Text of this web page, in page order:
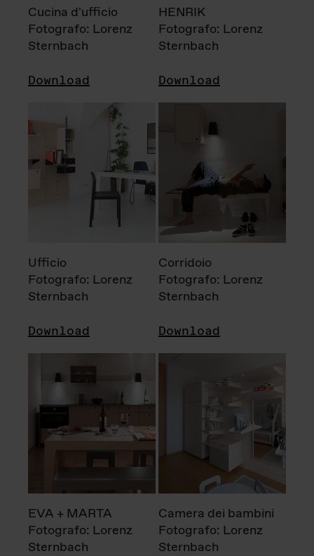
Cucina d'ufficio
Fotografo: Lorenz
Sternbach
Download
HENRIK
Fotografo: Lorenz
Sternbach
Download
Ufficio
Fotografo: Lorenz
Sternbach
Download
Corridoio
Fotografo: Lorenz
Sternbach
Download
EVA + MARTA
Fotografo: Lorenz
Sternbach
Camera dei bambini
Fotografo: Lorenz
Sternbach